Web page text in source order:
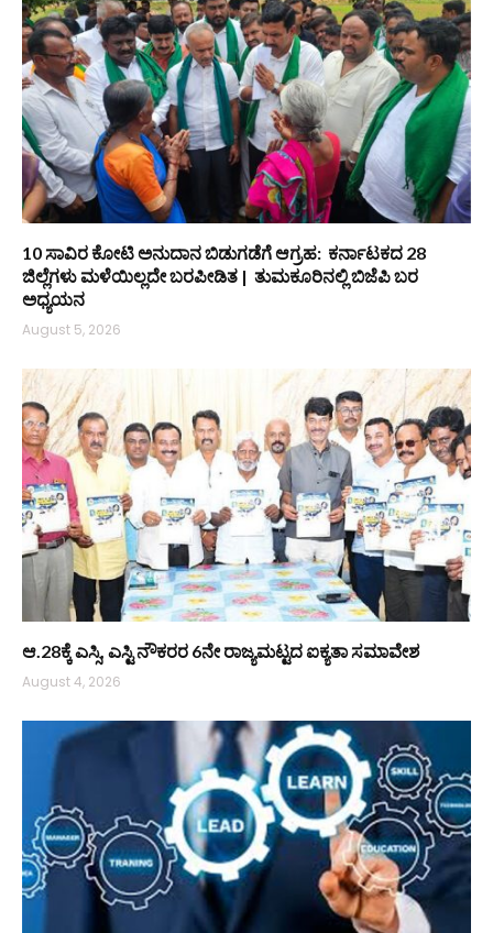
10 ಸಾವಿರ ಕೋಟಿ ಅನುದಾನ ಬಿಡುಗಡೆಗೆ ಆಗ್ರಹ: ಕರ್ನಾಟಕದ 28
ಜಿಲ್ಲೆಗಳು ಮಳೆಯಿಲ್ಲದೇ ಬರಪೀಡಿತ | ತುಮಕೂರಿನಲ್ಲಿ ಬಿಜೆಪಿ ಬರ
ಅಧ್ಯಯನ
August 5, 2026
ಆ.28ಕ್ಕೆ ಎಸ್ಸಿ, ಎಸ್ಟಿ ನೌಕರರ 6ನೇ ರಾಜ್ಯಮಟ್ಟದ ಐಕ್ಯತಾ ಸಮಾವೇಶ
August 4, 2026